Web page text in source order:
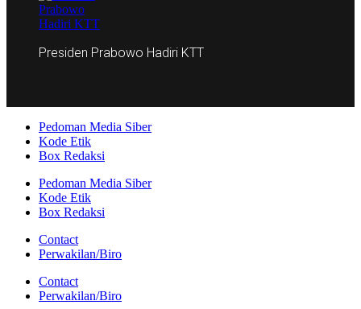
Presiden Prabowo Hadiri KTT
Pedoman Media Siber
Kode Etik
Box Redaksi
Pedoman Media Siber
Kode Etik
Box Redaksi
Contact
Perwakilan/Biro
Contact
Perwakilan/Biro